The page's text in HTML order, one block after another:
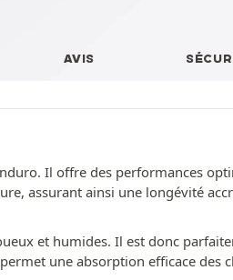
AVIS
Il offre des performances
assurant ainsi une longévité
et humides. Il est donc
une absorption efficace des